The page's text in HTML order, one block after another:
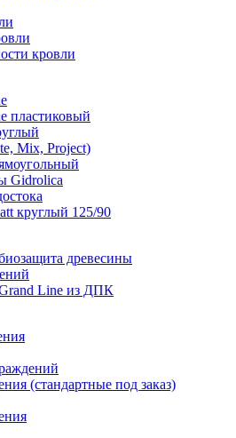
кровли
пластиковый
Mix, Project)
Gidrolica
круглый 125/90
древесины
Grand Line из ДПК
(стандартные под заказ)